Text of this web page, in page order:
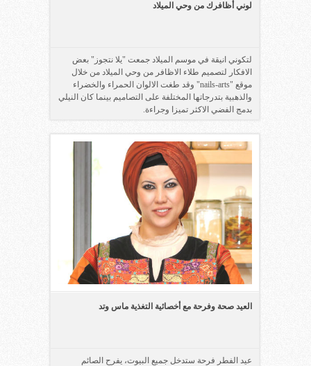
لوني أظافرك من وحي الميلاد
لتكوني انيقة في موسم الميلاد جمعت "يلا نتجوز" بعض
الافكار لتصميم طلاء الاظافر من وحي الميلاد من خلال
موقع "nails-arts" وقد طغت الالوان الحمراء والخضراء
والذهبية بتدرجاتها المختلفة على التصاميم بينما كان النيلي
بدمج الفضي الاكثر تميزا وجراءة.
العيد صحة وفرحة مع أخصائية التغذية ماس وتد
عيد الفطر فرحة ستدخل جميع البيوت، يفرح الصائم